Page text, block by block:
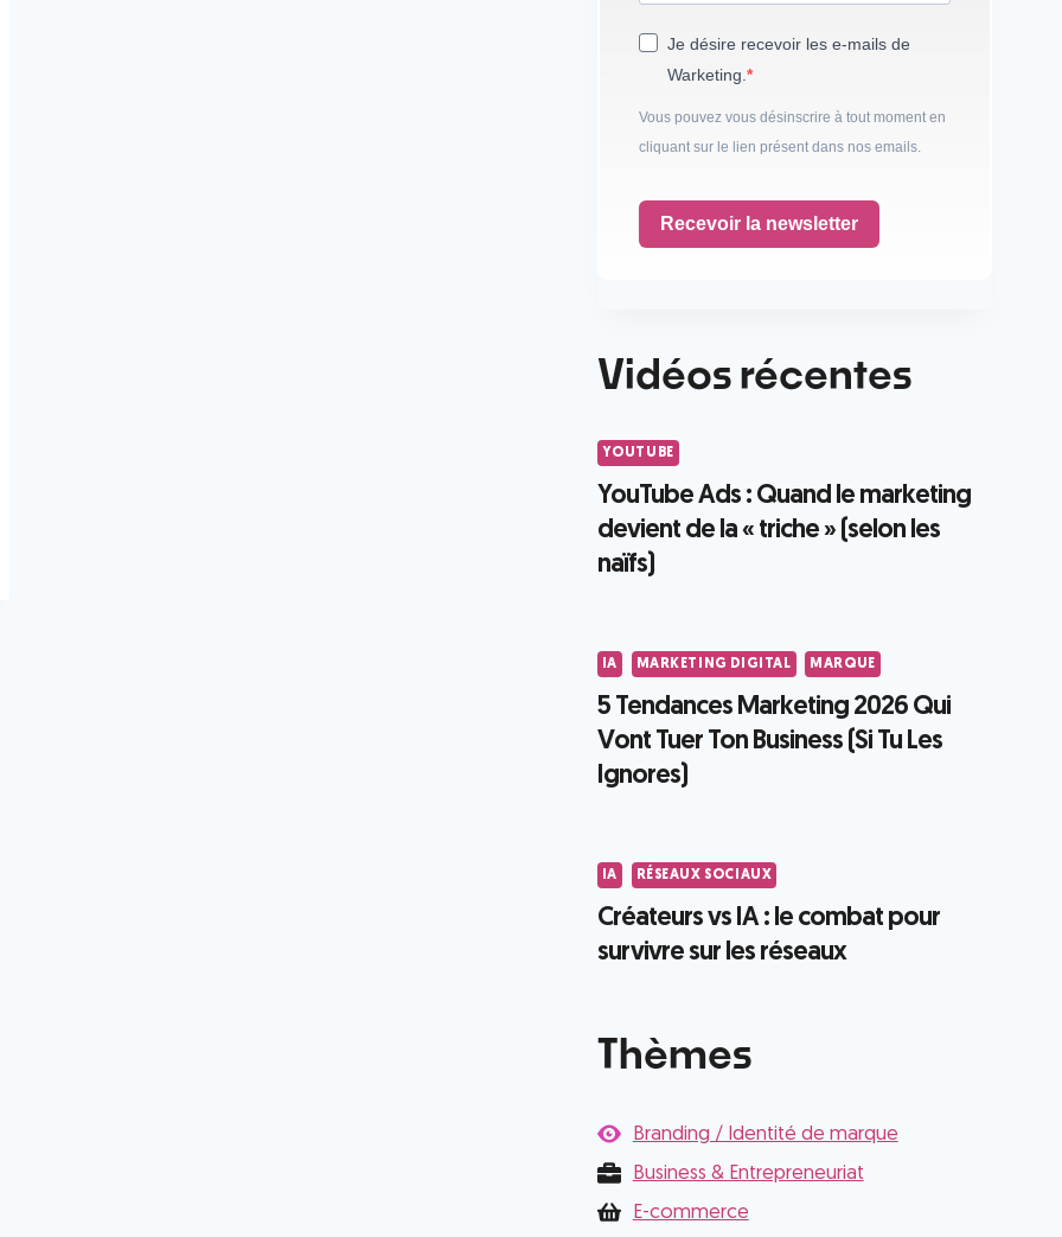
Je désire recevoir les e-mails de
Warketing.
Vous pouvez vous désinscrire à tout moment en
cliquant sur le lien présent dans nos emails.
Recevoir la newsletter
Vidéos récentes
YOUTUBE
YouTube Ads : Quand le marketing
devient de la « triche » (selon les
naïfs)
IA MARKETING DIGITAL MARQUE
5 Tendances Marketing 2026 Qui
Vont Tuer Ton Business (Si Tu Les
Ignores)
IA RÉSEAUX SOCIAUX
Créateurs vs IA : le combat pour
survivre sur les réseaux
Thèmes
Branding / Identité de marque
Business & Entrepreneuriat
E-commerce